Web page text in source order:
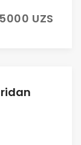
UZS